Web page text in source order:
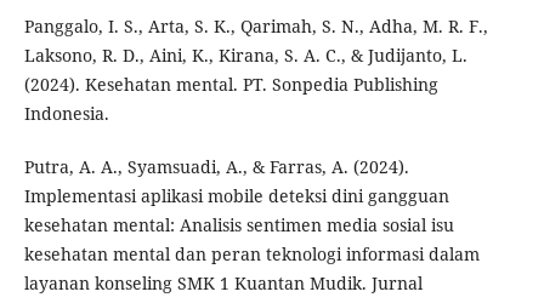
Panggalo, I. S., Arta, S. K., Qarimah, S. N., Adha, M. R. F.,
Laksono, R. D., Aini, K., Kirana, S. A. C., & Judijanto, L.
(2024). Kesehatan mental. PT. Sonpedia Publishing
Indonesia.
Putra, A. A., Syamsuadi, A., & Farras, A. (2024).
Implementasi aplikasi mobile deteksi dini gangguan
kesehatan mental: Analisis sentimen media sosial isu
kesehatan mental dan peran teknologi informasi dalam
layanan konseling SMK 1 Kuantan Mudik. Jurnal